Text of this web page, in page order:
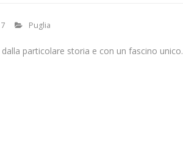
Puglia
particolare storia e con un fascino unico.